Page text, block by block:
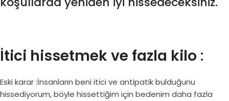
İtici hissetmek ve fazla kilo :
Eski karar :İnsanların beni itici ve antipatik bulduğunu
hissediyorum, böyle hissettiğim için bedenim daha fazla